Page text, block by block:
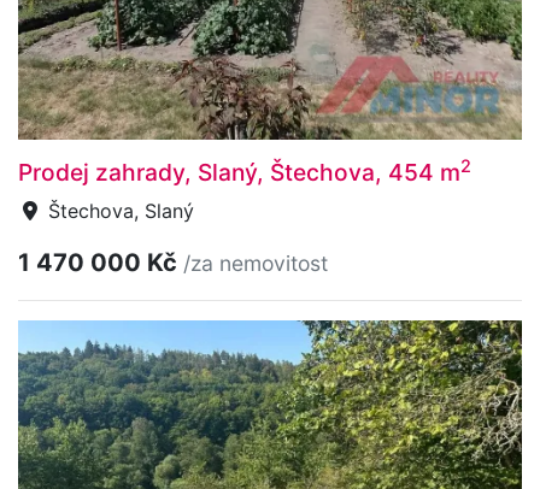
Prodej zahrady, Slaný, Štechova, 454 m2
Štechova, Slaný
1 470 000 Kč /za nemovitost